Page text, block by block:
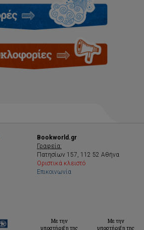
Bookworld.gr
Γραφεία:
Πατησίων 157, 112 52 Αθήνα
Οριστικά κλειστό
Επικοινωνία
Με την
υποστήριξη της
Με την
υποστήριξη της